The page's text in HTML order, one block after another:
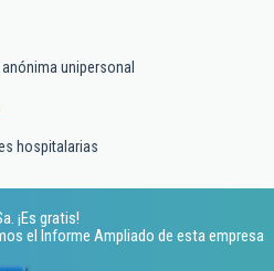
unipersonal
hospitalarias
¡Es gratis!
el Informe Ampliado de esta empresa